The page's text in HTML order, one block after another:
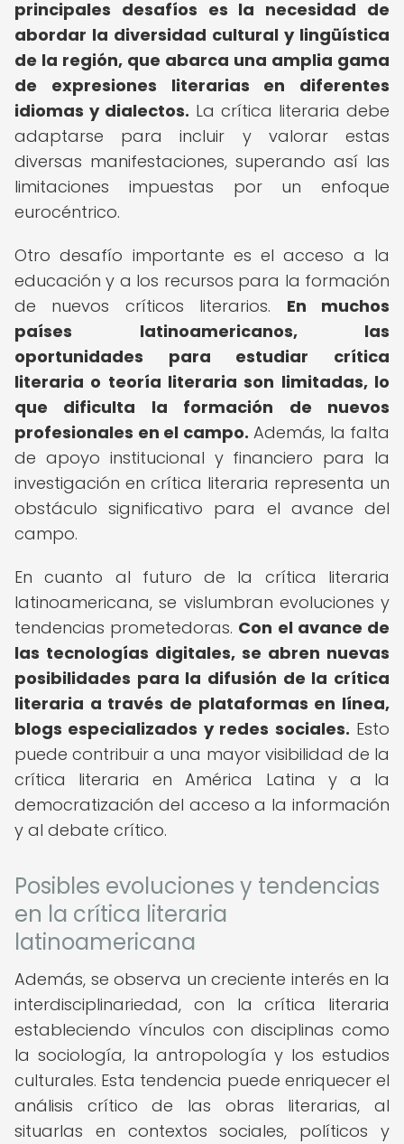
principales desafíos es la necesidad de
abordar la diversidad cultural y lingüística
de la región, que abarca una amplia gama
de expresiones literarias en diferentes
idiomas y dialectos. La crítica literaria debe
adaptarse para incluir y valorar estas
diversas manifestaciones, superando así las
limitaciones impuestas por un enfoque
eurocéntrico.
Otro desafío importante es el acceso a la
educación y a los recursos para la formación
de nuevos críticos literarios. En muchos
países latinoamericanos, las
oportunidades para estudiar crítica
literaria o teoría literaria son limitadas, lo
que dificulta la formación de nuevos
profesionales en el campo. Además, la falta
de apoyo institucional y financiero para la
investigación en crítica literaria representa un
obstáculo significativo para el avance del
campo.
En cuanto al futuro de la crítica literaria
latinoamericana, se vislumbran evoluciones y
tendencias prometedoras. Con el avance de
las tecnologías digitales, se abren nuevas
posibilidades para la difusión de la crítica
literaria a través de plataformas en línea,
blogs especializados y redes sociales. Esto
puede contribuir a una mayor visibilidad de la
crítica literaria en América Latina y a la
democratización del acceso a la información
y al debate crítico.
Posibles evoluciones y tendencias
en la crítica literaria
latinoamericana
Además, se observa un creciente interés en la
interdisciplinariedad, con la crítica literaria
estableciendo vínculos con disciplinas como
la sociología, la antropología y los estudios
culturales. Esta tendencia puede enriquecer el
análisis crítico de las obras literarias, al
situarlas en contextos sociales, políticos y